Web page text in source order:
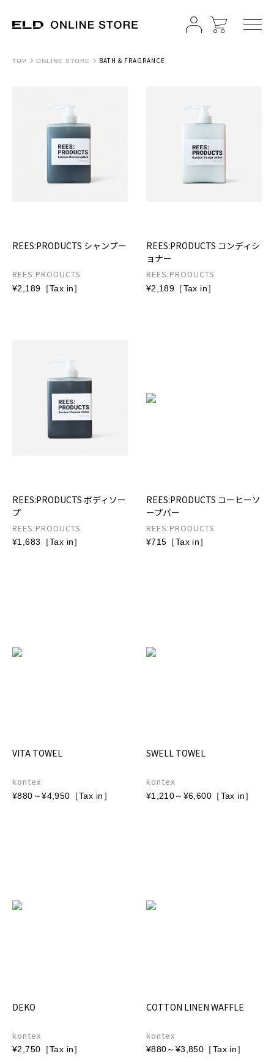
TOP ONLINE STORE BATH & FRAGRANCE
REES:PRODUCTS シャンプー
REES:PRODUCTS
¥2,189［Tax in］
REES:PRODUCTS コンディシ
ョナー
REES:PRODUCTS
¥2,189［Tax in］
REES:PRODUCTS ボディソー
プ
REES:PRODUCTS
¥1,683［Tax in］
REES:PRODUCTS コーヒーソ
ープバー
REES:PRODUCTS
¥715［Tax in］
VITA TOWEL
kontex
¥880～¥4,950［Tax in］
SWELL TOWEL
kontex
¥1,210～¥6,600［Tax in］
DEKO
kontex
¥2,750［Tax in］
COTTON LINEN WAFFLE
kontex
¥880～¥3,850［Tax in］